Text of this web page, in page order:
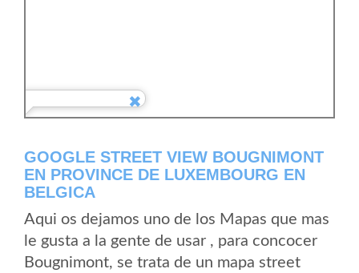
GOOGLE STREET VIEW BOUGNIMONT
EN PROVINCE DE LUXEMBOURG EN
BELGICA
Aqui os dejamos uno de los Mapas que mas
le gusta a la gente de usar , para concocer
Bougnimont, se trata de un mapa street